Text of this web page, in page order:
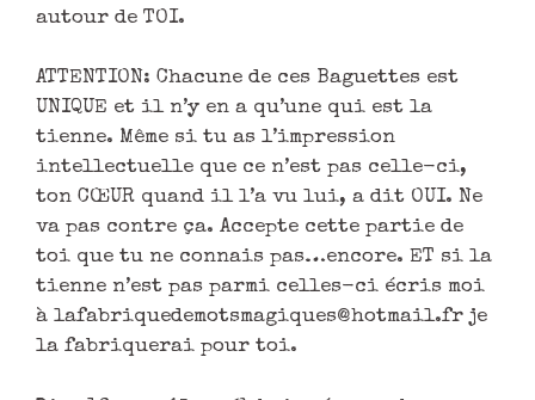
autour de TOI.
ATTENTION: Chacune de ces Baguettes est
UNIQUE et il n’y en a qu’une qui est la
tienne. Même si tu as l’impression
intellectuelle que ce n’est pas celle-ci,
ton CŒUR quand il l’a vu lui, a dit OUI. Ne
va pas contre ça. Accepte cette partie de
toi que tu ne connais pas…encore. ET si la
tienne n’est pas parmi celles-ci écris moi
à lafabriquedemotsmagiques@hotmail.fr je
la fabriquerai pour toi.